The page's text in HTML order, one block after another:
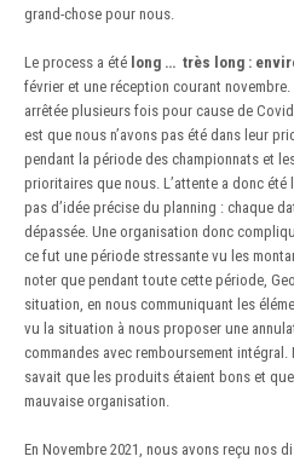
grand-chose pour nous.
Le process a été long … très long :
février et une réception courant
arrêtée plusieurs fois pour cause de
est que nous n’avons pas été dans leur
pendant la période des championnats et
prioritaires que nous. L’attente a donc
pas d’idée précise du planning : chaque
dépassée. Une organisation donc
ce fut une période stressante vu les
noter que pendant toute cette période,
situation, en nous communiquant les
vu la situation à nous proposer une
commandes avec remboursement
savait que les produits étaient bons et
mauvaise organisation.
En Novembre 2021, nous avons reçu nos